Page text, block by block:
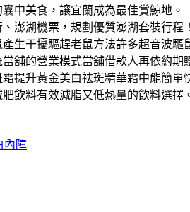
中美食，讓宜蘭成為最佳賞鯨地。
澎湖機票，規劃優質澎湖套裝行程
產生干擾驅趕老鼠方法許多超音波驅
舖的營業模式當舖借款人再依約期
霜提升黃金美白祛斑精華霜中能簡單
肥飲料有效減脂又低熱量的飲料選擇
內障